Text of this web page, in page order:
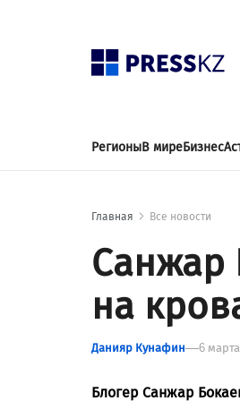
РегионыВ миреБизнес
Главная Все новости
Санжар
на
Данияр Кунафин 6
Блогер Санжар